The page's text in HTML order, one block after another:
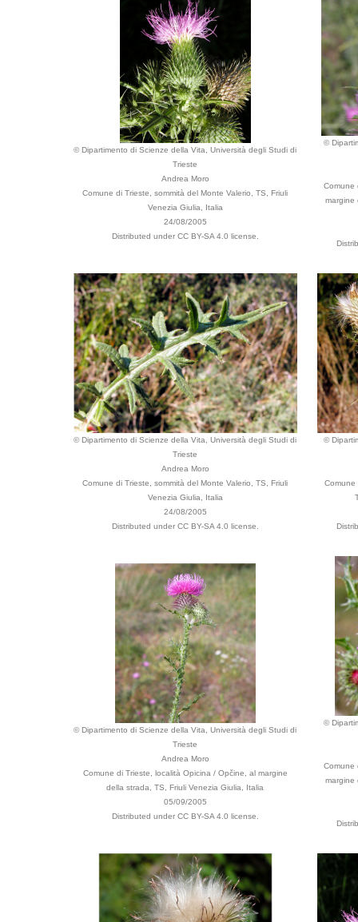
© Dipartimento di Scienze della Vita, Università degli Studi di
Trieste
Andrea Moro
Comune di Trieste, sommità del Monte Valerio, TS, Friuli
Venezia Giulia, Italia
24/08/2005
Distributed under CC BY-SA 4.0 license.
©
Comune
margine
© Dipartimento di Scienze della Vita, Università degli Studi di
Trieste
Andrea Moro
Comune di Trieste, sommità del Monte Valerio, TS, Friuli
Venezia Giulia, Italia
24/08/2005
Distributed under CC BY-SA 4.0 license.
©
Comune
© Dipartimento di Scienze della Vita, Università degli Studi di
Trieste
Andrea Moro
Comune di Trieste, località Opicina / Opčine, al margine
della strada, TS, Friuli Venezia Giulia, Italia
05/09/2005
Distributed under CC BY-SA 4.0 license.
©
Comune
margine